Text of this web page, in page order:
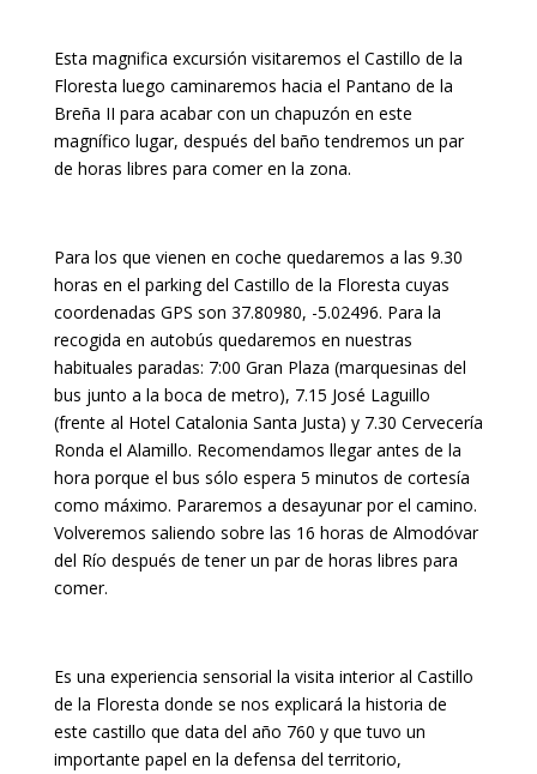
Esta magnifica excursión visitaremos el Castillo de la
Floresta luego caminaremos hacia el Pantano de la
Breña II para acabar con un chapuzón en este
magnífico lugar, después del baño tendremos un par
de horas libres para comer en la zona.
Para los que vienen en coche quedaremos a las 9.30
horas en el parking del Castillo de la Floresta cuyas
coordenadas GPS son 37.80980, -5.02496. Para la
recogida en autobús quedaremos en nuestras
habituales paradas: 7:00 Gran Plaza (marquesinas del
bus junto a la boca de metro), 7.15 José Laguillo
(frente al Hotel Catalonia Santa Justa) y 7.30 Cervecería
Ronda el Alamillo. Recomendamos llegar antes de la
hora porque el bus sólo espera 5 minutos de cortesía
como máximo. Pararemos a desayunar por el camino.
Volveremos saliendo sobre las 16 horas de Almodóvar
del Río después de tener un par de horas libres para
comer.
Es una experiencia sensorial la visita interior al Castillo
de la Floresta donde se nos explicará la historia de
este castillo que data del año 760 y que tuvo un
importante papel en la defensa del territorio,